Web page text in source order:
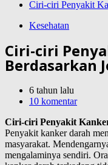
Ciri-ciri Penyakit
Kesehatan
Ciri-ciri
Berdasarkan
6 tahun lalu
10 komentar
Ciri-ciri Penyakit
Penyakit kanker darah
masyarakat.
mengalaminya sendiri.